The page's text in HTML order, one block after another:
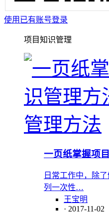
使用已有账号登录
项目知识管理
一页纸掌握项
日常工作中，除
列一次性…
王宝明
· 2017-11-02